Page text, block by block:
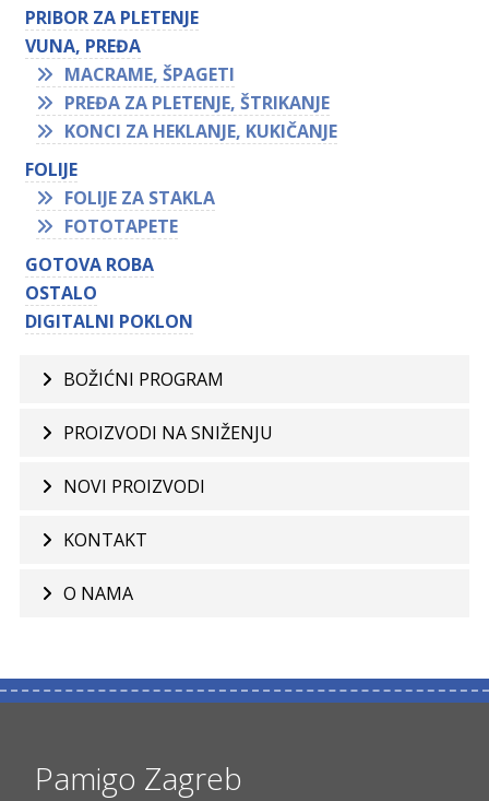
PRIBOR ZA PLETENJE
VUNA, PREĐA
MACRAME, ŠPAGETI
PREĐA ZA PLETENJE, ŠTRIKANJE
KONCI ZA HEKLANJE, KUKIČANJE
FOLIJE
FOLIJE ZA STAKLA
FOTOTAPETE
GOTOVA ROBA
OSTALO
DIGITALNI POKLON
BOŽIĆNI PROGRAM
PROIZVODI NA SNIŽENJU
NOVI PROIZVODI
KONTAKT
O NAMA
Pamigo Zagreb